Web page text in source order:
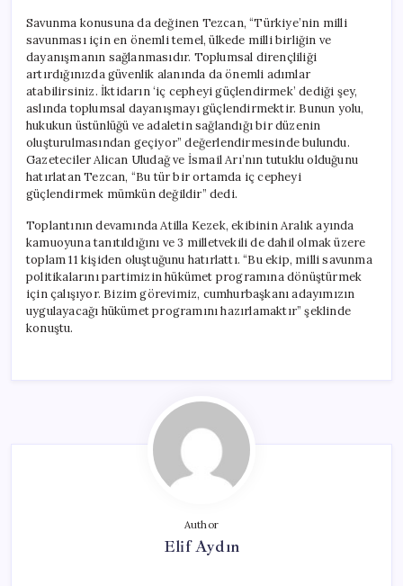
Savunma konusuna da değinen Tezcan, “Türkiye’nin milli
savunması için en önemli temel, ülkede milli birliğin ve
dayanışmanın sağlanmasıdır. Toplumsal dirençliliği
artırdığınızda güvenlik alanında da önemli adımlar
atabilirsiniz. İktidarın ‘iç cepheyi güçlendirmek’ dediği şey,
aslında toplumsal dayanışmayı güçlendirmektir. Bunun yolu,
hukukun üstünlüğü ve adaletin sağlandığı bir düzenin
oluşturulmasından geçiyor” değerlendirmesinde bulundu.
Gazeteciler Alican Uludağ ve İsmail Arı’nın tutuklu olduğunu
hatırlatan Tezcan, “Bu tür bir ortamda iç cepheyi
güçlendirmek mümkün değildir” dedi.
Toplantının devamında Atilla Kezek, ekibinin Aralık ayında
kamuoyuna tanıtıldığını ve 3 milletvekili de dahil olmak üzere
toplam 11 kişiden oluştuğunu hatırlattı. “Bu ekip, milli savunma
politikalarını partimizin hükümet programına dönüştürmek
için çalışıyor. Bizim görevimiz, cumhurbaşkanı adayımızın
uygulayacağı hükümet programını hazırlamaktır” şeklinde
konuştu.
Author
Elif Aydın